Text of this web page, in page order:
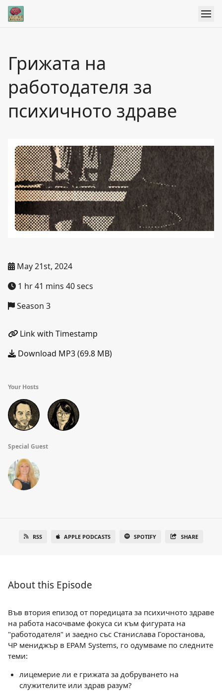
Грижата на
работодателя за
психичното здраве
May 21st, 2024
1 hr 41 mins 40 secs
Season 3
Link with Timestamp
Download MP3 (69.8 MB)
Your Hosts
Special Guest
RSS APPLE PODCASTS SPOTIFY SHARE
About this Episode
Във втория епизод от поредицата за психичното здраве
на работа насочваме фокуса си към фигурата на
"работодателя" и заедно със Станислава Горостанова,
ЧР мениджър в EPAM Systems, го одумваме по следните
теми:
лицемерие ли е грижата за добруването на
служителите или здрав разум?